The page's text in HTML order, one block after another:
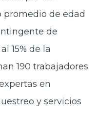
promedio de edad
de
15% de la
190 trabajadores
en
y servicios